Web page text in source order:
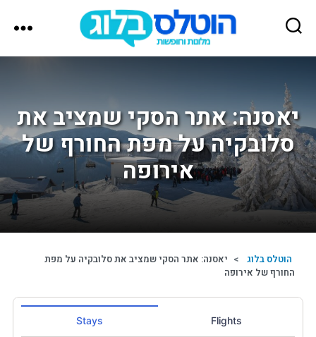
הוטלס
יאסנה: אתר הסקי שמציב את
סלובקיה על מפת החורף של
אירופה
הוטלס בלוג > יאסנה: אתר הסקי שמציב את סלובקיה על מפת
החורף של אירופה